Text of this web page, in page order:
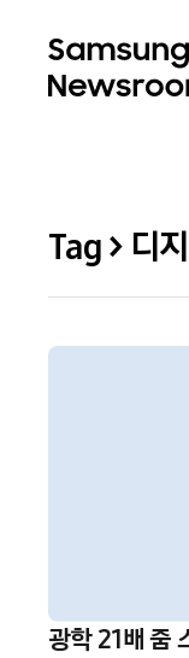
Tag > 디
광학 21배 줌